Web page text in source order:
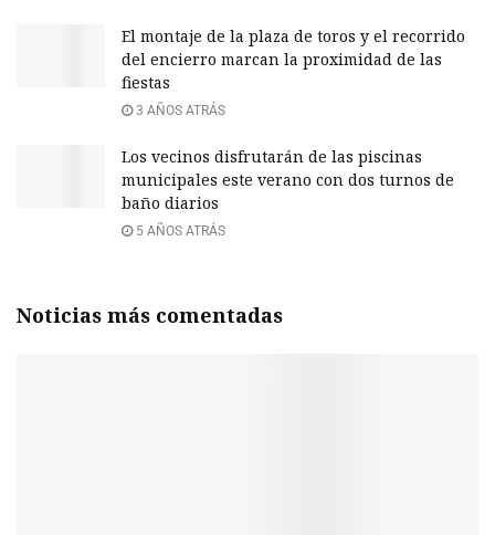
El montaje de la plaza de toros y el recorrido
del encierro marcan la proximidad de las
fiestas
3 AÑOS ATRÁS
Los vecinos disfrutarán de las piscinas
municipales este verano con dos turnos de
baño diarios
5 AÑOS ATRÁS
Noticias más comentadas